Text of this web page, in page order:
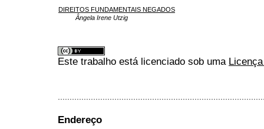
DIREITOS FUNDAMENTAIS NEGADOS
Ângela Irene Utzig
Este trabalho está licenciado sob uma
Endereço